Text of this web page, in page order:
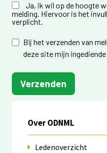
Ja, ik wil op de hoogte
melding. Hiervoor is het
verplicht.
Bij het verzenden van
deze site mijn
Verzenden
Over ODNML
Ledenoverzicht